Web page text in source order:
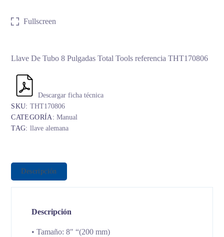
Fullscreen
Llave De Tubo 8 Pulgadas Total Tools referencia THT170806
Descargar ficha técnica
SKU:THT170806
CATEGORÍA:Manual
TAG:llave alemana
Descripción
Descripción
• Tamaño: 8″ “(200 mm)